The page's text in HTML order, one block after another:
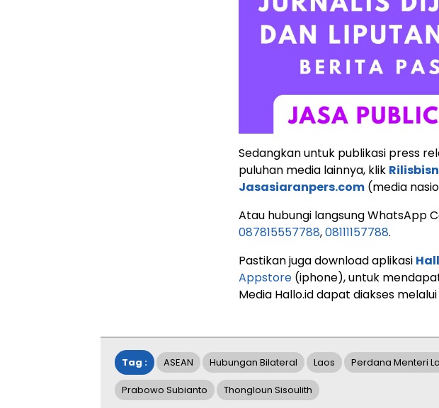
Sedangkan untuk publikasi press
puluhan media lainnya, klik
Jasasiaranpers.com (media
Atau hubungi langsung WhatsApp
087815557788,08111157788.
Pastikan juga download aplikasi
Appstore (iphone), untuk
Media Hallo.id dapat diakses melalui
Tag : ASEAN Hubungan Bilateral Laos Perdana Menteri
Prabowo Subianto Thongloun Sisoulith